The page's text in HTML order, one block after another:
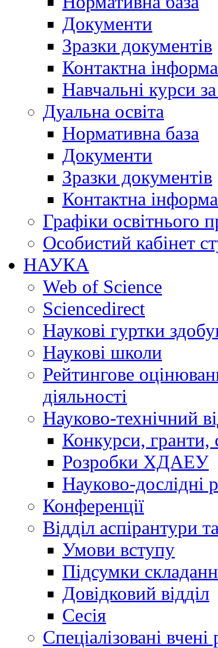
Документи
Зразки документів
Контактна
Навчальні курси
Дуальна освіта
Нормативна база
Документи
Зразки документів
Контактна
Графіки освітнього
Особистий кабінет
НАУКА
Web of Science
Sciencedirect
Наукові гуртки
Наукові школи
Рейтингове
діяльності
Науково-технічний
Конкурси, гранти,
Розробки ХДАЕУ
Науково-дослідні
Конференції
Відділ аспірантури
Умови вступу
Підсумки
Довідковий відділ
Сесія
Спеціалізовані вчені